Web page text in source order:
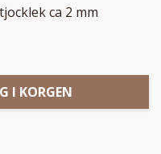
ca 2 mm
I KORGEN